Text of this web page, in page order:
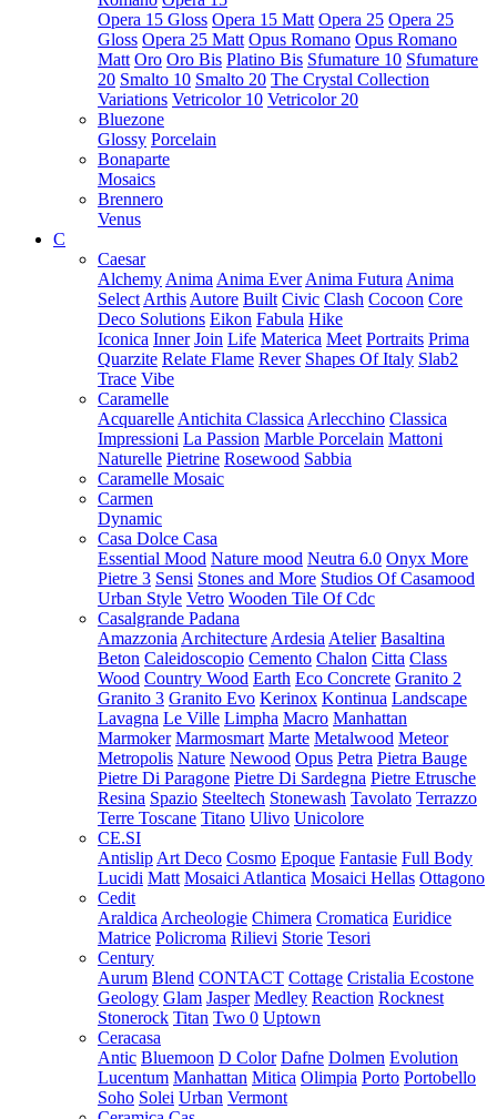
Opera 15 Gloss Opera 15 Matt Opera 25 Opera 25
Gloss Opera 25 Matt Opus Romano Opus Romano
Matt Oro Oro Bis Platino Bis Sfumature 10 Sfumature
20 Smalto 10 Smalto 20 The Crystal Collection
Variations Vetricolor 10 Vetricolor 20
Bluezone
Glossy Porcelain
Bonaparte
Mosaics
Brennero
Venus
C
Caesar
Alchemy Anima Anima Ever Anima Futura Anima
Select Arthis Autore Built Civic Clash Cocoon Core
Deco Solutions Eikon Fabula Hike
Iconica Inner Join Life Materica Meet Portraits Prima
Quarzite Relate Flame Rever Shapes Of Italy Slab2
Trace Vibe
Caramelle
Acquarelle Antichita Classica Arlecchino Classica
Impressioni La Passion Marble Porcelain Mattoni
Naturelle Pietrine Rosewood Sabbia
Caramelle Mosaic
Carmen
Dynamic
Casa Dolce Casa
Essential Mood Nature mood Neutra 6.0 Onyx More
Pietre 3 Sensi Stones and More Studios Of Casamood
Urban Style Vetro Wooden Tile Of Cdc
Casalgrande Padana
Amazzonia Architecture Ardesia Atelier Basaltina
Beton Caleidoscopio Cemento Chalon Citta Class
Wood Country Wood Earth Eco Concrete Granito 2
Granito 3 Granito Evo Kerinox Kontinua Landscape
Lavagna Le Ville Limpha Macro Manhattan
Marmoker Marmosmart Marte Metalwood Meteor
Metropolis Nature Newood Opus Petra Pietra Bauge
Pietre Di Paragone Pietre Di Sardegna Pietre Etrusche
Resina Spazio Steeltech Stonewash Tavolato Terrazzo
Terre Toscane Titano Ulivo Unicolore
CE.SI
Antislip Art Deco Cosmo Epoque Fantasie Full Body
Lucidi Matt Mosaici Atlantica Mosaici Hellas Ottagono
Cedit
Araldica Archeologie Chimera Cromatica Euridice
Matrice Policroma Rilievi Storie Tesori
Century
Aurum Blend CONTACT Cottage Cristalia Ecostone
Geology Glam Jasper Medley Reaction Rocknest
Stonerock Titan Two 0 Uptown
Ceracasa
Antic Bluemoon D Color Dafne Dolmen Evolution
Lucentum Manhattan Mitica Olimpia Porto Portobello
Soho Solei Urban Vermont